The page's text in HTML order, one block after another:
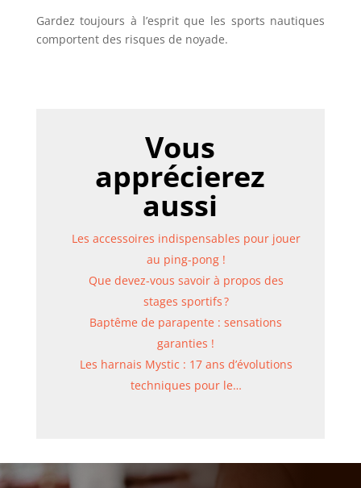
Gardez toujours à l’esprit que les sports nautiques
comportent des risques de noyade.
Vous
apprécierez
aussi
Les accessoires indispensables pour jouer
au ping-pong !
Que devez-vous savoir à propos des
stages sportifs ?
Baptême de parapente : sensations
garanties !
Les harnais Mystic : 17 ans d’évolutions
techniques pour le…